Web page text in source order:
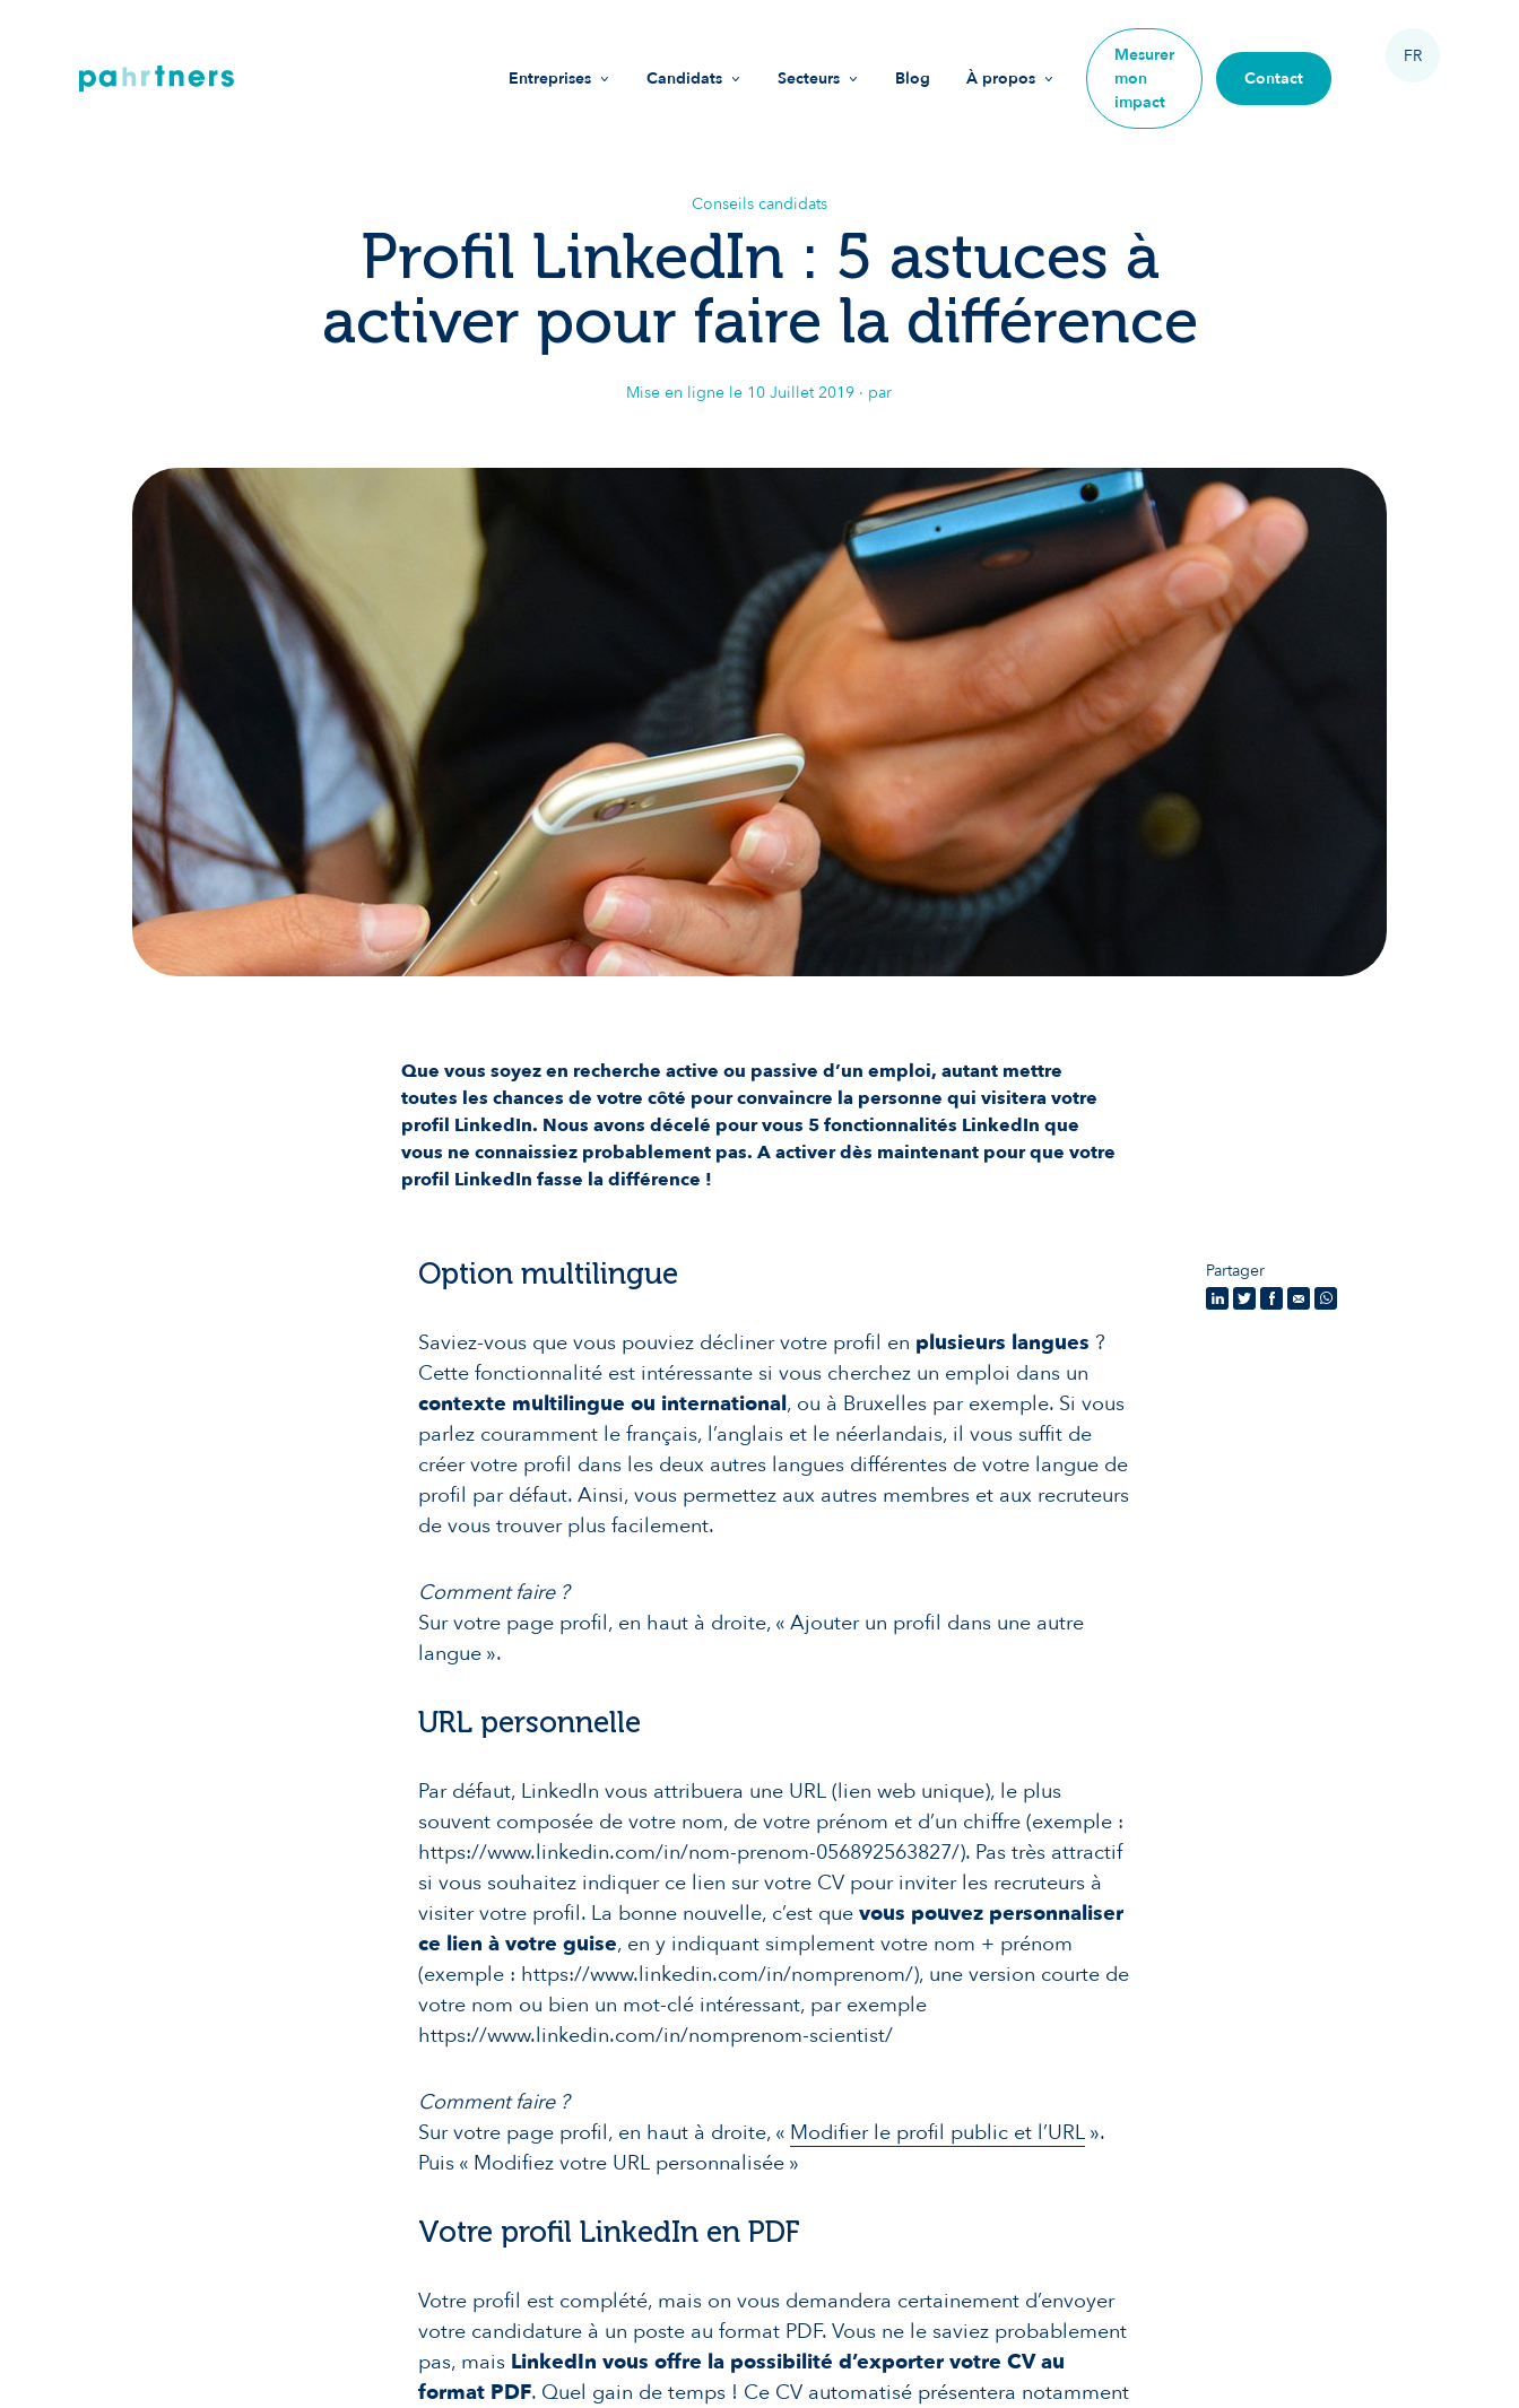
Entreprises
Guide recruteurs
Candidats
Conseils
Secteurs
Innovations & technologies
Fonds d'investissement
Blog À propos
Équipe
Nous rejoindre
Mesurer
mon
impact
Contact
FR
Conseils candidats
Profil LinkedIn : 5 astuces à
activer pour faire la différence
Mise en ligne le 10 Juillet 2019 · par
Que vous soyez en recherche active ou passive d’un emploi, autant mettre
toutes les chances de votre côté pour convaincre la personne qui visitera votre
profil LinkedIn. Nous avons décelé pour vous 5 fonctionnalités LinkedIn que
vous ne connaissiez probablement pas. A activer dès maintenant pour que votre
profil LinkedIn fasse la différence !
Option multilingue
Saviez-vous que vous pouviez décliner votre profil en plusieurs langues ?
Cette fonctionnalité est intéressante si vous cherchez un emploi dans un
contexte multilingue ou international, ou à Bruxelles par exemple. Si vous
parlez couramment le français, l’anglais et le néerlandais, il vous suffit de
créer votre profil dans les deux autres langues différentes de votre langue de
profil par défaut. Ainsi, vous permettez aux autres membres et aux recruteurs
de vous trouver plus facilement.
Comment faire ?
Sur votre page profil, en haut à droite, « Ajouter un profil dans une autre
langue ».
URL personnelle
Par défaut, LinkedIn vous attribuera une URL (lien web unique), le plus
souvent composée de votre nom, de votre prénom et d’un chiffre (exemple :
https://www.linkedin.com/in/nom-prenom-056892563827/). Pas très attractif
si vous souhaitez indiquer ce lien sur votre CV pour inviter les recruteurs à
visiter votre profil. La bonne nouvelle, c’est quevous pouvez personnaliser
ce lien à votre guise, en y indiquant simplement votre nom + prénom
(exemple : https://www.linkedin.com/in/nomprenom/), une version courte de
votre nom ou bien un mot-clé intéressant, par exemple
https://www.linkedin.com/in/nomprenom-scientist/
Comment faire ?
Sur votre page profil, en haut à droite, « Modifier le profil public et l’URL ».
Puis « Modifiez votre URL personnalisée »
Votre profil LinkedIn en PDF
Votre profil est complété, mais on vous demandera certainement d’envoyer
votre candidature à un poste au format PDF. Vous ne le saviez probablement
pas, mais LinkedIn vous offre la possibilité d’exporter votre CV au
format PDF. Quel gain de temps ! Ce CV automatisé présentera notamment
Partager